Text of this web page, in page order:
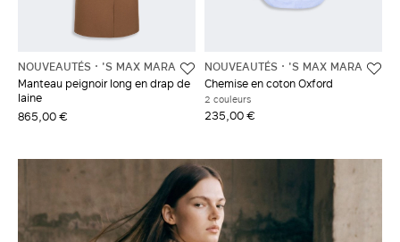
NOUVEAUTÉS
'S MAX MARA
Manteau peignoir long en drap de
laine
865,00 €
NOUVEAUTÉS
'S MAX MARA
Chemise en coton Oxford
2 couleurs
235,00 €